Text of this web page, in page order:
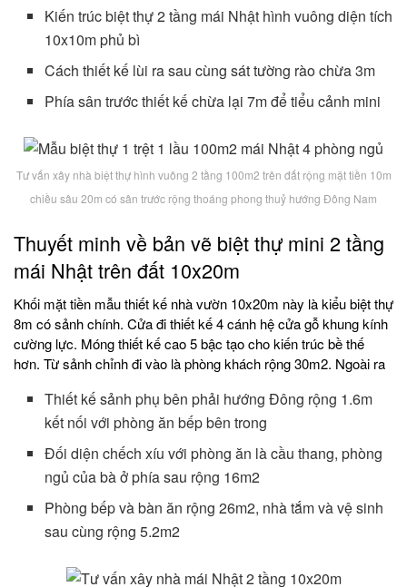
Kiến trúc biệt thự 2 tầng mái Nhật hình vuông diện tích
10x10m phủ bì
Cách thiết kế lùi ra sau cùng sát tường rào chừa 3m
Phía sân trước thiết kế chừa lại 7m để tiểu cảnh mini
Tư vấn xây nhà biệt thự hình vuông 2 tầng 100m2 trên đất rộng mặt tiền 10m
chiều sâu 20m có sân trước rộng thoáng phong thuỷ hướng Đông Nam
Thuyết minh về bản vẽ biệt thự mini 2 tầng
mái Nhật trên đất 10x20m
Khối mặt tiền mẫu thiết kế nhà vườn 10x20m này là kiểu biệt thự
8m có sảnh chính. Cửa đi thiết kế 4 cánh hệ cửa gỗ khung kính
cường lực. Móng thiết kế cao 5 bậc tạo cho kiến trúc bề thế
hơn. Từ sảnh chỉnh đi vào là phòng khách rộng 30m2. Ngoài ra
Thiết kế sảnh phụ bên phải hướng Đông rộng 1.6m
kết nối với phòng ăn bếp bên trong
Đối diện chếch xíu với phòng ăn là cầu thang, phòng
ngủ của bà ở phía sau rộng 16m2
Phòng bếp và bàn ăn rộng 26m2, nhà tắm và vệ sinh
sau cùng rộng 5.2m2